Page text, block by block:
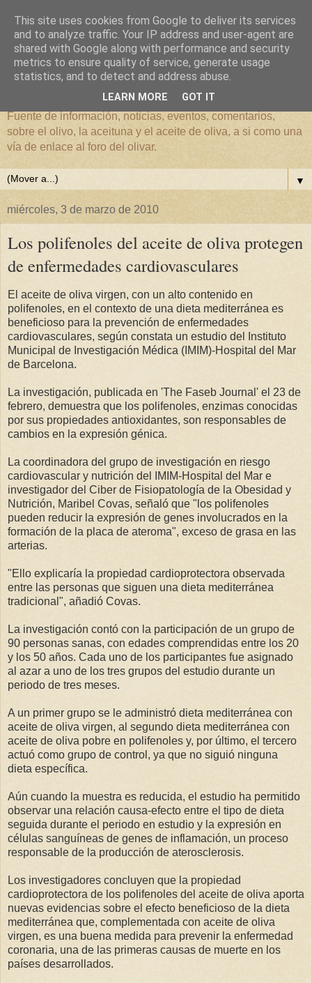
El mundo del Olivar
Fuente de información, noticias, eventos, comentarios,
sobre el olivo, la aceituna y el aceite de oliva, a si como una
vía de enlace al foro del olivar.
▼
miércoles, 3 de marzo de 2010
Los polifenoles del aceite de oliva protegen
de enfermedades cardiovasculares
El aceite de oliva virgen, con un alto contenido en
polifenoles, en el contexto de una dieta mediterránea es
beneficioso para la prevención de enfermedades
cardiovasculares, según constata un estudio del Instituto
Municipal de Investigación Médica (IMIM)-Hospital del Mar
de Barcelona.
La investigación, publicada en 'The Faseb Journal' el 23 de
febrero, demuestra que los polifenoles, enzimas conocidas
por sus propiedades antioxidantes, son responsables de
cambios en la expresión génica.
La coordinadora del grupo de investigación en riesgo
cardiovascular y nutrición del IMIM-Hospital del Mar e
investigador del Ciber de Fisiopatología de la Obesidad y
Nutrición, Maribel Covas, señaló que "los polifenoles
pueden reducir la expresión de genes involucrados en la
formación de la placa de ateroma", exceso de grasa en las
arterias.
"Ello explicaría la propiedad cardioprotectora observada
entre las personas que siguen una dieta mediterránea
tradicional", añadió Covas.
La investigación contó con la participación de un grupo de
90 personas sanas, con edades comprendidas entre los 20
y los 50 años. Cada uno de los participantes fue asignado
al azar a uno de los tres grupos del estudio durante un
periodo de tres meses.
A un primer grupo se le administró dieta mediterránea con
aceite de oliva virgen, al segundo dieta mediterránea con
aceite de oliva pobre en polifenoles y, por último, el tercero
actuó como grupo de control, ya que no siguió ninguna
dieta específica.
Aún cuando la muestra es reducida, el estudio ha permitido
observar una relación causa-efecto entre el tipo de dieta
seguida durante el periodo en estudio y la expresión en
células sanguíneas de genes de inflamación, un proceso
responsable de la producción de aterosclerosis.
Los investigadores concluyen que la propiedad
cardioprotectora de los polifenoles del aceite de oliva aporta
nuevas evidencias sobre el efecto beneficioso de la dieta
mediterránea que, complementada con aceite de oliva
virgen, es una buena medida para prevenir la enfermedad
coronaria, una de las primeras causas de muerte en los
países desarrollados.
This site uses cookies from Google to deliver its services
and to analyze traffic. Your IP address and user-agent are
shared with Google along with performance and security
metrics to ensure quality of service, generate usage
statistics, and to detect and address abuse.
LEARN MORE GOT IT